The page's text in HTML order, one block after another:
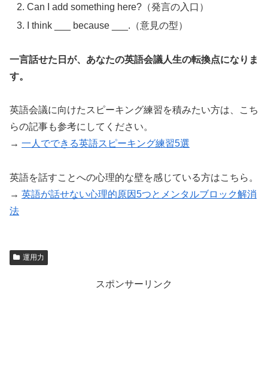
Can I add something here?（発言の入口）
I think ___ because ___.（意見の型）
一言話せた日が、あなたの英語会議人生の転換点になりま
す。
英語会議に向けたスピーキング練習を積みたい方は、こち
らの記事も参考にしてください。
→ 一人でできる英語スピーキング練習5選
英語を話すことへの心理的な壁を感じている方はこちら。
→ 英語が話せない心理的原因5つとメンタルブロック解消
法
運用力
スポンサーリンク